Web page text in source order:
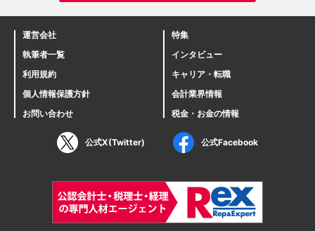
運営会社
執筆者一覧
利用規約
個人情報保護方針
お問い合わせ
特集
インタビュー
キャリア・転職
会計業界情報
税金・お金の情報
公式X(Twitter) 公式Facebook